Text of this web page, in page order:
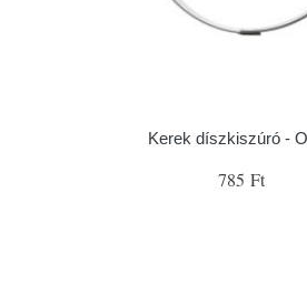
Kerek díszkiszúró -
785 Ft